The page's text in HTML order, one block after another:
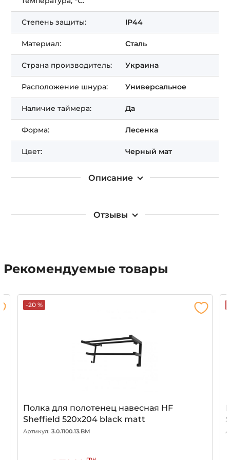
Описание
Степень защиты: IP44
Материал: Сталь
Страна производитель: Украина
Расположение шнура: Универсальное
Наличие таймера: Да
Форма: Лесенка
Цвет: Черный мат
Отзывы
Рекомендуемые товары
-20 %
Полка для полотенец навесная HF
Sheffield 520x204 black matt
Артикул: 3.0.1100.13.BM